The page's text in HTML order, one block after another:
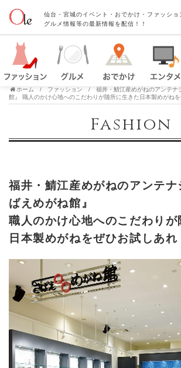
仙台・宮城のイベント・おでかけ・ファッショ
グルメ情報等の最新情報を配信！！
ホーム ファッション
福井・鯖江産めがねのアンテナ
館』 職人のかけ心地へのこだわりが随所に生きた日本製めがねを
Fashion
福井・鯖江産めがねのアンテナ
ばえめがね館』
職人のかけ心地へのこだわりが
日本製めがねをぜひお試しあれ